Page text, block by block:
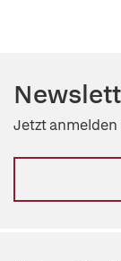
Jetzt anmelden